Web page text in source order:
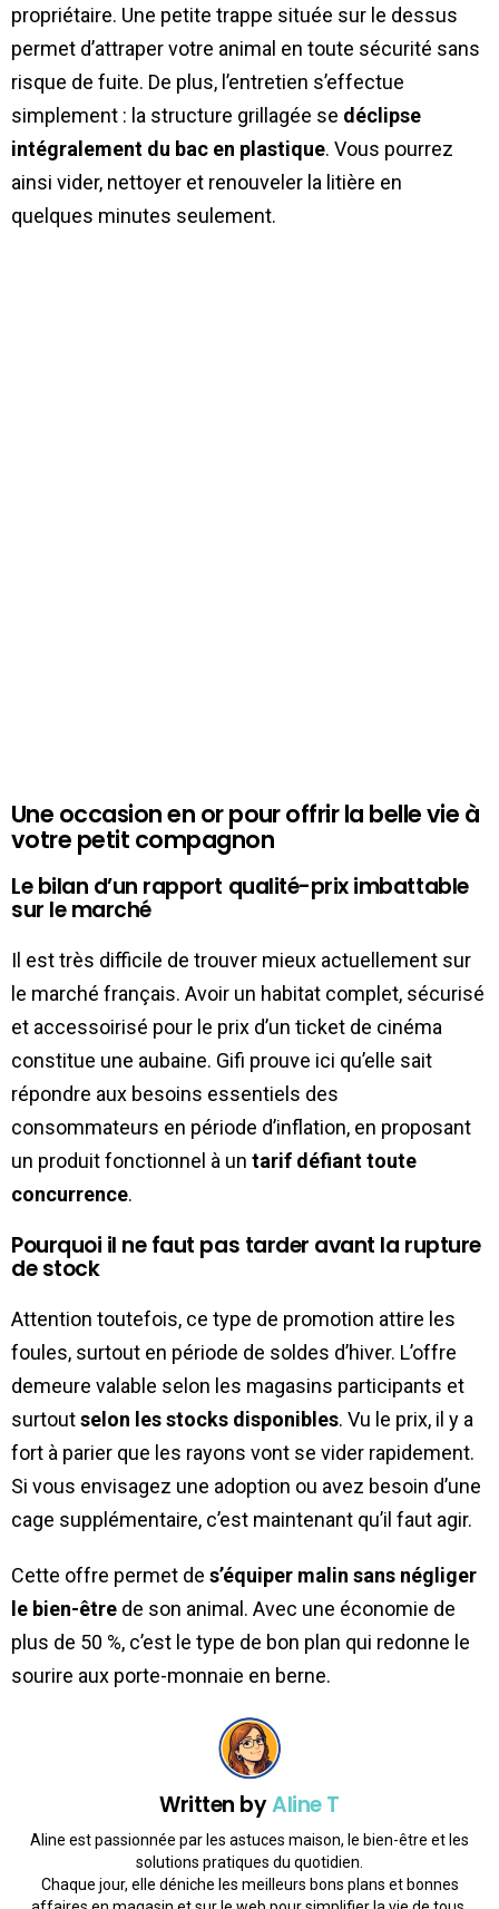
propriétaire. Une petite trappe située sur le dessus
permet d’attraper votre animal en toute sécurité sans
risque de fuite. De plus, l’entretien s’effectue
simplement : la structure grillagée se déclipse
intégralement du bac en plastique. Vous pourrez
ainsi vider, nettoyer et renouveler la litière en
quelques minutes seulement.
Une occasion en or pour offrir la belle vie à
votre petit compagnon
Le bilan d’un rapport qualité-prix imbattable
sur le marché
Il est très difficile de trouver mieux actuellement sur
le marché français. Avoir un habitat complet, sécurisé
et accessoirisé pour le prix d’un ticket de cinéma
constitue une aubaine. Gifi prouve ici qu’elle sait
répondre aux besoins essentiels des
consommateurs en période d’inflation, en proposant
un produit fonctionnel à un tarif défiant toute
concurrence.
Pourquoi il ne faut pas tarder avant la rupture
de stock
Attention toutefois, ce type de promotion attire les
foules, surtout en période de soldes d’hiver. L’offre
demeure valable selon les magasins participants et
surtoutselon les stocks disponibles. Vu le prix, il y a
fort à parier que les rayons vont se vider rapidement.
Si vous envisagez une adoption ou avez besoin d’une
cage supplémentaire, c’est maintenant qu’il faut agir.
Cette offre permet de s’équiper malin sans négliger
le bien-être de son animal. Avec une économie de
plus de 50 %, c’est le type de bon plan qui redonne le
sourire aux porte-monnaie en berne.
Written byAline T
Aline est passionnée par les astuces maison, le bien-être et les
solutions pratiques du quotidien.
Chaque jour, elle déniche les meilleurs bons plans et bonnes